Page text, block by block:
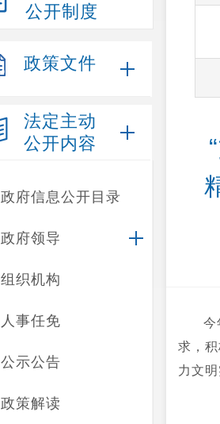
公开制度
政策文件
法定主动
公开内容
政府信息公开目录
政府领导
组织机构
人事任免
公示公告
政策解读
今
求，
力文